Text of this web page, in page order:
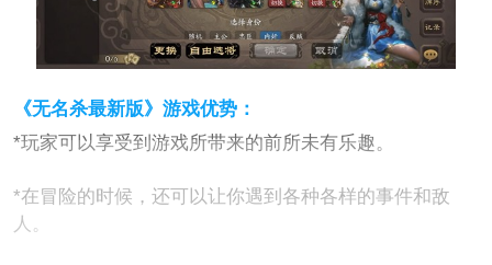
《无名杀最新版》游戏优势：
*玩家可以享受到游戏所带来的前所未有乐趣。
*在冒险的时候，还可以让你遇到各种各样的事件和敌
人。